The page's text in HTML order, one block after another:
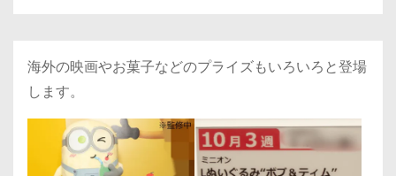
海外の映画やお菓子などのプライズもいろいろと登場
します。